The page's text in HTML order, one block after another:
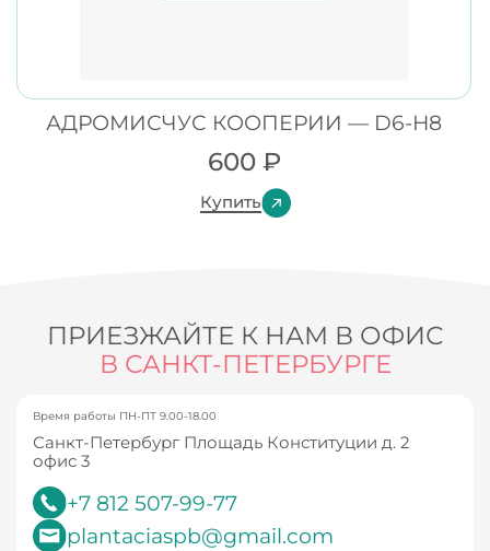
АДРОМИСЧУС КООПЕРИИ — D6-H8
600 ₽
Купить
ПРИЕЗЖАЙТЕ К НАМ В ОФИС
В САНКТ-ПЕТЕРБУРГЕ
Время работы ПН-ПТ 9.00-18.00
Санкт-Петербург Площадь Конституции д. 2
офис 3
+7 812 507-99-77
plantaciaspb@gmail.com